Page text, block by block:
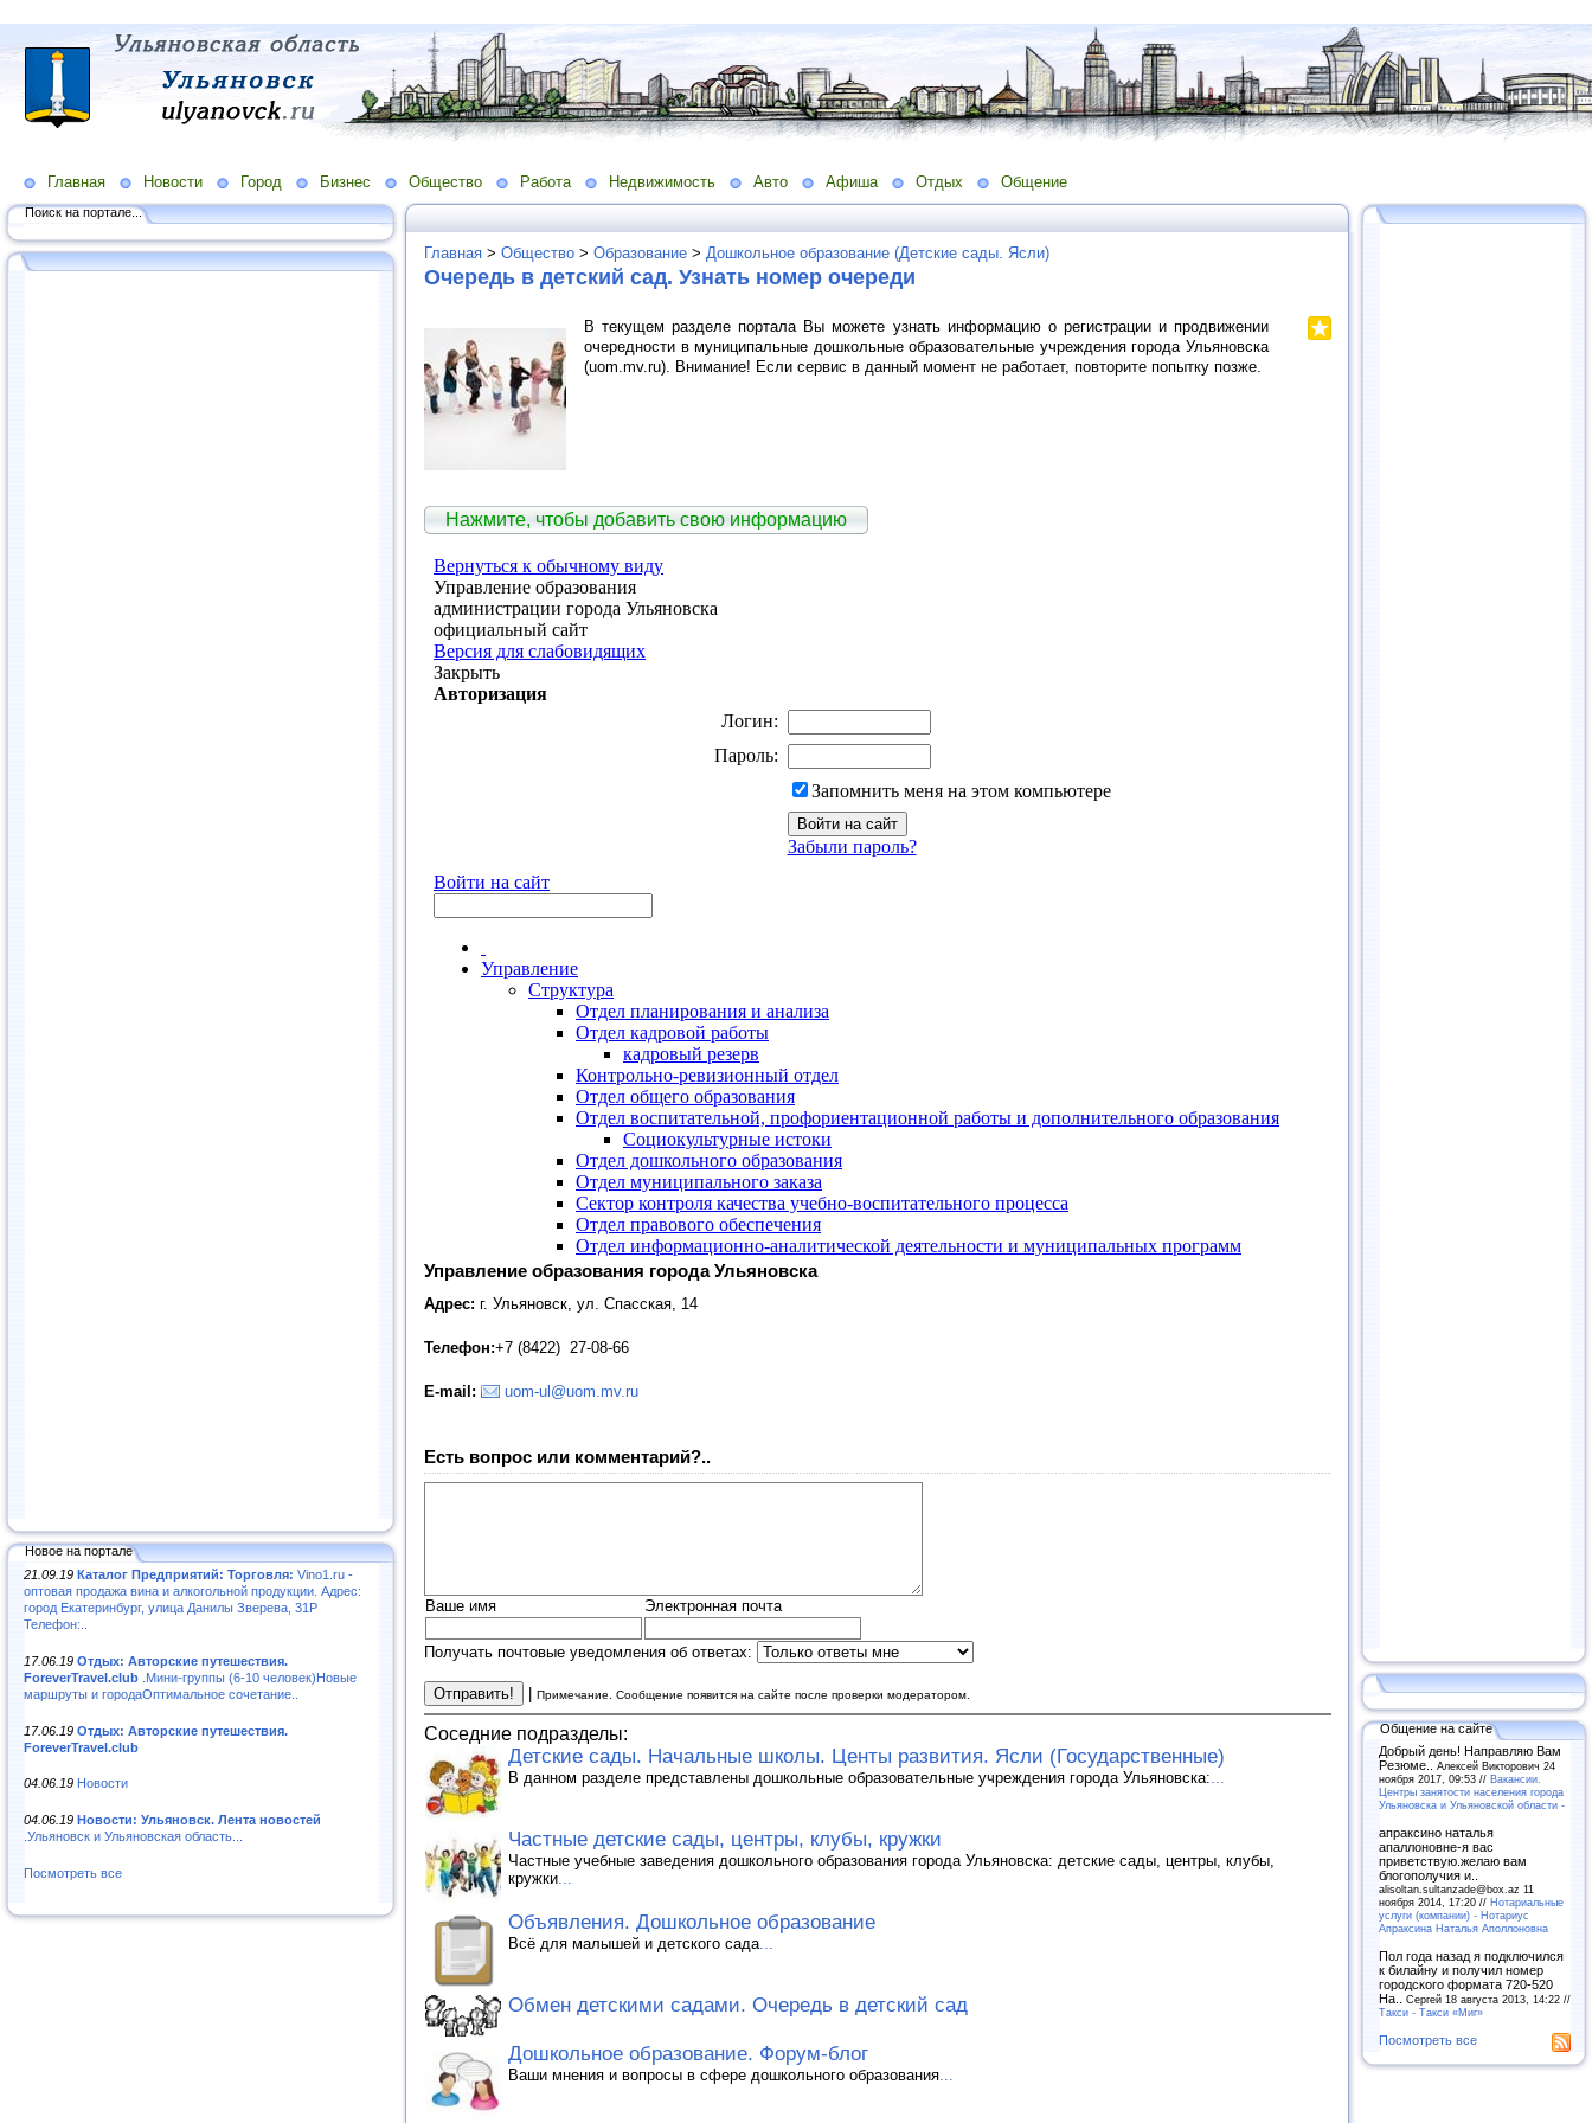
Главная Новости Город Бизнес Общество Работа Недвижимость Авто Афиша Отдых Общение
Поиск на портале...
Новое на портале
21.09.19 Каталог Предприятий: Торговля: Vino1.ru -
оптовая продажа вина и алкогольной продукции. Адрес:
город Екатеринбург, улица Данилы Зверева, 31Р
Телефон:..
17.06.19 Отдых: Авторские путешествия.
ForeverTravel.club .Мини-группы (6-10 человек)Новые
маршруты и городаОптимальное сочетание..
17.06.19 Отдых: Авторские путешествия.
ForeverTravel.club
04.06.19 Новости
04.06.19 Новости: Ульяновск. Лента новостей
.Ульяновск и Ульяновская область...
Посмотреть все
Главная > Общество > Образование > Дошкольное образование (Детские сады. Ясли)
Очередь в детский сад. Узнать номер очереди
В текущем разделе портала Вы можете узнать информацию о регистрации и продвижении
очередности в муниципальные дошкольные образовательные учреждения города Ульяновска
(uom.mv.ru) Внимание! Если сервис в данный момент не работает, повторите попытку позже.
Нажмите, чтобы добавить свою информацию
Управление образования города Ульяновска
Адрес: г. Ульяновск, ул. Спасская, 14
Телефон:+7 (8422) 27-08-66
E-mail : uom-ul@uom.mv.ru
Есть вопрос или комментарий?..
Ваше имя Электронная почта
Получать почтовые уведомления об ответах:
Примечание. Сообщение появится на сайте после проверки модератором.
Соседние подразделы:
Детские сады. Начальные школы. Центы развития. Ясли (Государственные)
В данном разделе представлены дошкольные образовательные учреждения города Ульяновска:
Частные детские сады, центры, клубы, кружки
Частные учебные заведения дошкольного образования города Ульяновска: детские сады, центры, клубы,
кружки
Объявления. Дошкольное образование
Всё для малышей и детского сада
Обмен детскими садами. Очередь в детский сад
Дошкольное образование. Форум-блог
Ваши мнения и вопросы в сфере дошкольного образования
Общение на сайте
Добрый день! Направляю Вам
Резюме.. Алексей Викторович 24
ноября 2017, 09:53 // Вакансии.
Центры занятости населения города
Ульяновска и Ульяновской области -
апраксино наталья
апаллоновне-я вас
приветствую.желаю вам
блогополучия и..
alisoltan.sultanzade@box.az 11
ноября 2014, 17:20 // Нотариальные
услуги (компании) - Нотариус
Апраксина Наталья Аполлоновна
Пол года назад я подключился
к билайну и получил номер
городского формата 720-520
На.. Сергей 18 августа 2013, 14:22 //
Такси - Такси «Миг»
Посмотреть все